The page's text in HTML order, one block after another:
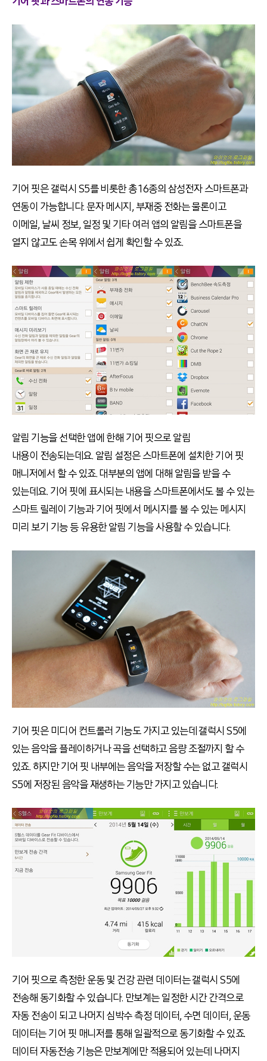
기어 핏은 갤럭시 S5를 비롯한 총 16종의 삼성전자 스마트폰과
연동이 가능합니다. 문자 메시지, 부재중 전화는 물론이고
이메일, 날씨 정보, 일정 및 기타 여러 앱의 알림을 스마트폰을
열지 않고도 손목 위에서 쉽게 확인할 수 있죠.
알림 기능을 선택한 앱에 한해 기어 핏으로 알림
내용이 전송되는데요. 알림 설정은 스마트폰에 설치한 기어 핏
매니저에서 할 수 있죠. 대부분의 앱에 대해 알림을 받을 수
있는데요. 기어 핏에 표시되는 내용을 스마트폰에서도 볼 수 있는
스마트 릴레이 기능과 기어 핏에서 메시지를 볼 수 있는 메시지
미리 보기 기능 등 유용한 알림 기능을 사용할 수 있습니다.
기어 핏은 미디어 컨트롤러 기능도 가지고 있는데 갤럭시 S5에
있는 음악을 플레이하거나 곡을 선택하고 음량 조절까지 할 수
있죠. 하지만 기어 핏 내부에는 음악을 저장할 수는 없고 갤럭시
S5에 저장된 음악을 재생하는 기능만 가지고 있습니다.
기어 핏으로 측정한 운동 및 건강 관련 데이터는 갤럭시 S5에
전송해 동기화할 수 있습니다. 만보계는 일정한 시간 간격으로
자동 전송이 되고 나머지 심박수 측정 데이터, 수면 데이터, 운동
데이터는 기어 핏 매니저를 통해 일괄적으로 동기화할 수 있죠.
데이터 자동전송 기능은 만보계에만 적용되어 있는데 나머지